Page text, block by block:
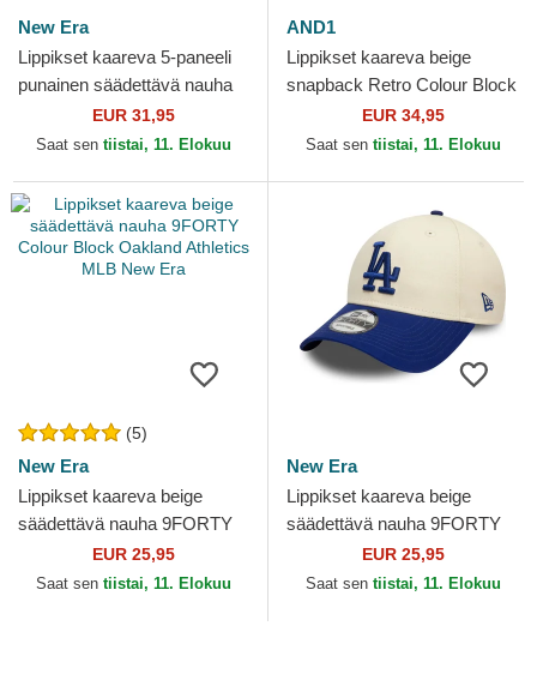
New Era
Lippikset kaareva 5-paneeli
punainen säädettävä nauha
Runner Colour Block New
Era
EUR 31,95
Saat sen tiistai, 11. Elokuu
AND1
Lippikset kaareva beige
snapback Retro Colour Block
EUR 34,95
Saat sen tiistai, 11. Elokuu
(5)
New Era
Lippikset kaareva beige
säädettävä nauha 9FORTY
Colour Block Oakland
Athletics MLB New Era
EUR 25,95
Saat sen tiistai, 11. Elokuu
New Era
Lippikset kaareva beige
säädettävä nauha 9FORTY
Colour Block Los Angeles
Dodgers MLB New Era
EUR 25,95
Saat sen tiistai, 11. Elokuu